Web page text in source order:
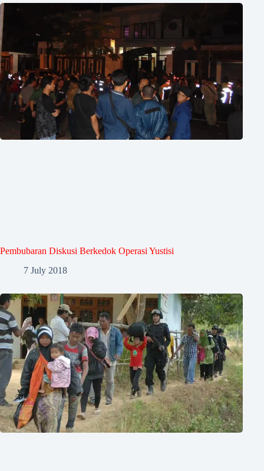
Pembubaran Diskusi Berkedok Operasi Yustisi
7 July 2018